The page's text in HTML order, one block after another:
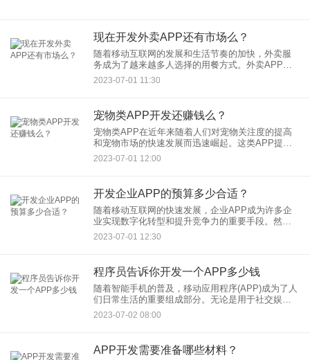
现在开发外卖APP还有市场么？
随着移动互联网的发展和生活节奏的加快，外卖服
务成为了越来越多人选择的用餐方式。外卖APP作
为外卖服务的重要载体，起到了连接消费者和餐厅
的桥梁作用。然而，随着外卖APP市场的竞争加
2023-07-01 11:30
宠物类APP开发还赚钱么？
宠物类APP在近年来随着人们对宠物关注度的提高
和宠物市场的快速发展而迅速崛起。这类APP提供
了各种宠物相关的功能和服务，包括宠物社交、宠
物健康资讯、宠物美容预约等，为宠物主人提供了
2023-07-01 12:00
开发企业APP的预算多少合适？
随着移动互联网的快速发展，企业APP成为许多企
业实现数字化转型和提升竞争力的重要手段。然
而，对于许多企业来说，确定开发企业APP的预算
是一个具有挑战性的问题。本文将探讨开发企业
2023-07-01 12:30
程序员告诉你开发一个APP多少钱
随着智能手机的普及，移动应用程序(APP)成为了人
们日常生活的重要组成部分。无论是用于社交娱
乐、商务交流还是个人健康管理，APP的需求量不
断增加。然而，许多人对于开发一个APP需要多少
2023-07-02 08:00
APP开发需要准备哪些材料？